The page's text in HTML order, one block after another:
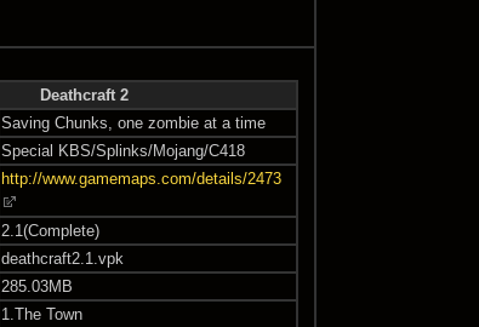
Deathcraft 2
Saving Chunks, one zombie at a time
Special KBS/Splinks/Mojang/C418
http://www.gamemaps.com/details/2473
2.1(Complete)
deathcraft2.1.vpk
285.03MB
1.The Town